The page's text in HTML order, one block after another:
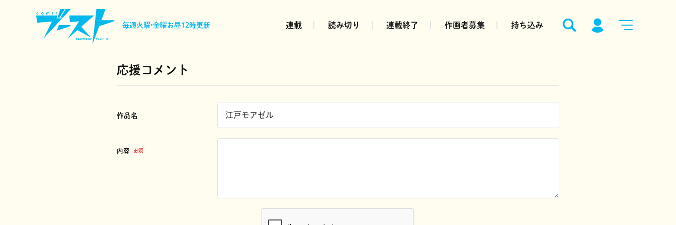
毎週火曜•金曜お昼12時更新 連載 読み切り 連載終了 作画者募集 持ち込み
応援コメント
作品名
内容